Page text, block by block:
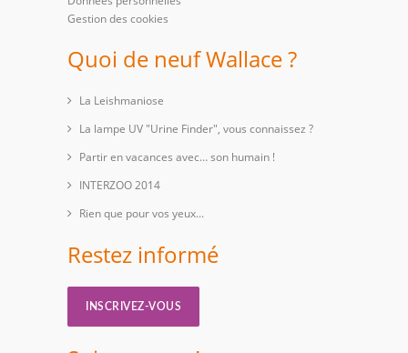
Gestion des cookies
Quoi de neuf Wallace ?
La Leishmaniose
La lampe UV "Urine Finder", vous connaissez ?
Partir en vacances avec… son humain !
INTERZOO 2014
Rien que pour vos yeux...
Restez informé
INSCRIVEZ-VOUS